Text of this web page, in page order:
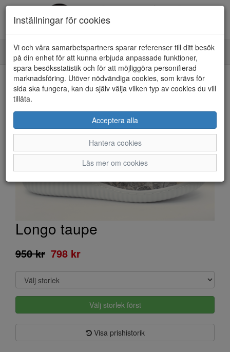
Toggle
navigation
HEM
Longo taupe
950 kr 798 kr
Välj storlek först
Visa prishistorik
Inställningar för cookies
Vi och våra samarbetspartners sparar referenser till ditt besök
på din enhet för att kunna erbjuda anpassade funktioner,
spara besöksstatistik och för att möjliggöra personifierad
marknadsföring. Utöver nödvändiga cookies, som krävs för
sida ska fungera, kan du själv välja vilken typ av cookies du vill
tillåta.
Acceptera alla
Hantera cookies
Läs mer om cookies